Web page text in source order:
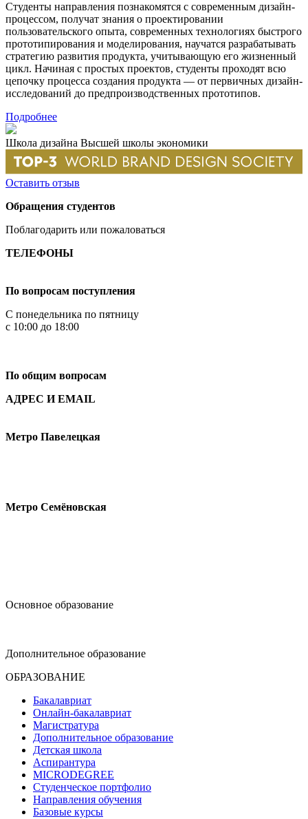
Студенты направления познакомятся с современным дизайн-
процессом, получат знания о проектировании
пользовательского опыта, современных технологиях быстрого
прототипирования и моделирования, научатся разрабатывать
стратегию развития продукта, учитывающую его жизненный
цикл. Начиная с простых проектов, студенты проходят всю
цепочку процесса создания продукта — от первичных дизайн-
исследований до предпроизводственных прототипов.
Подробнее
Школа дизайна Высшей школы экономики
Оставить отзыв
Обращения студентов
Поблагодарить или пожаловаться
ТЕЛЕФОНЫ
По вопросам поступления
С понедельника по пятницу
с 10:00 до 18:00
По общим вопросам
АДРЕС И EMAIL
Метро Павелецкая
Метро Семёновская
Основное образование
Дополнительное образование
ОБРАЗОВАНИЕ
Бакалавриат
Онлайн-бакалавриат
Магистратура
Дополнительное образование
Детская школа
Аспирантура
MICRODEGREE
Студенческое портфолио
Направления обучения
Базовые курсы